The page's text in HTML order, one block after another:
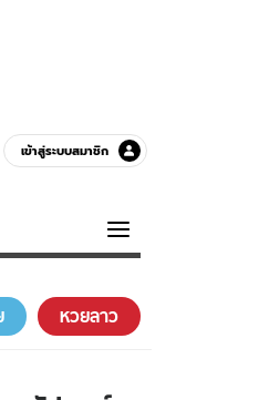
เข้าสู่ระบบสมาชิก
บตัว หวยลาว